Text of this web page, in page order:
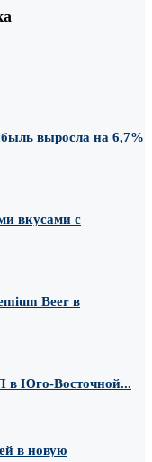
выросла на 6,7%
вкусами с
Beer в
в Юго-Восточной...
в новую